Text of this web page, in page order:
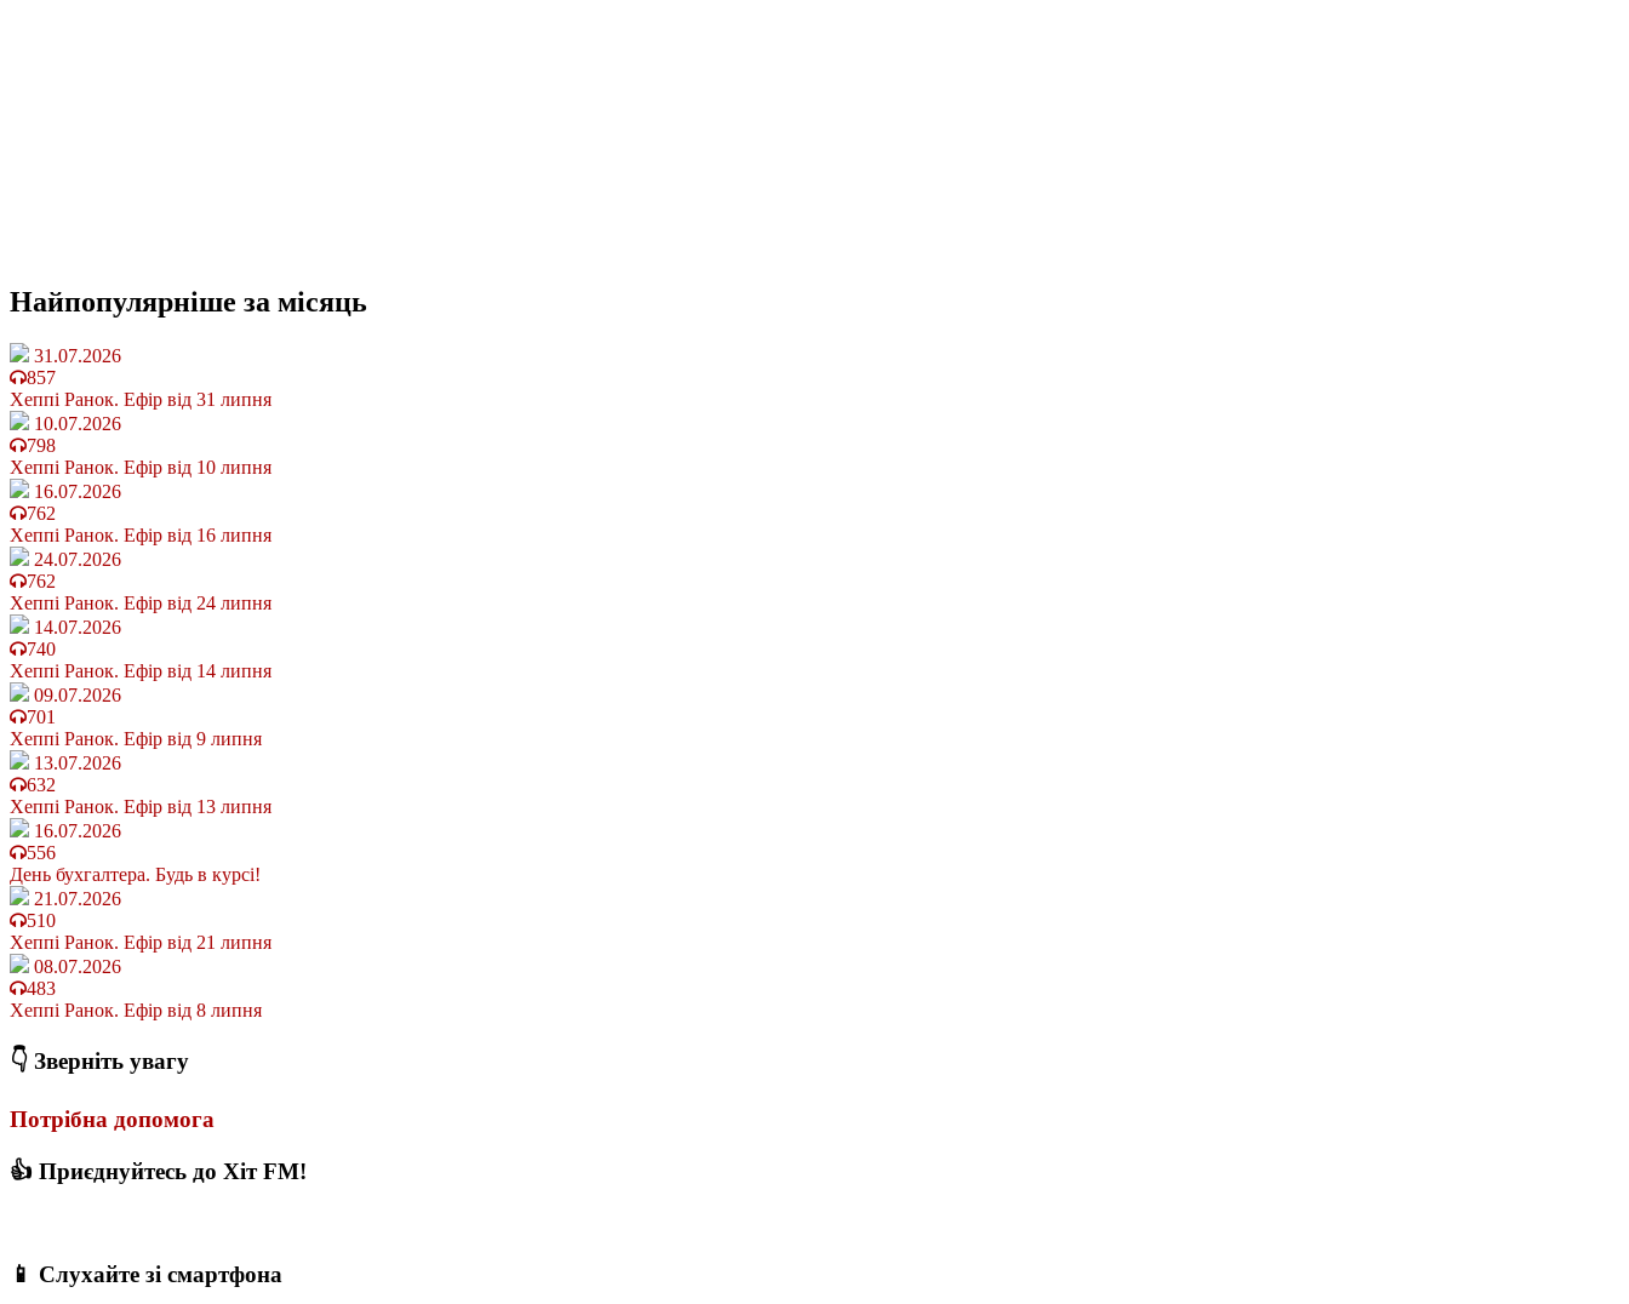
Найпопулярніше за місяць
31.07.2026
857
Хеппі Ранок. Ефір від 31 липня
10.07.2026
798
Хеппі Ранок. Ефір від 10 липня
16.07.2026
762
Хеппі Ранок. Ефір від 16 липня
24.07.2026
762
Хеппі Ранок. Ефір від 24 липня
14.07.2026
740
Хеппі Ранок. Ефір від 14 липня
09.07.2026
701
Хеппі Ранок. Ефір від 9 липня
13.07.2026
632
Хеппі Ранок. Ефір від 13 липня
16.07.2026
556
День бухгалтера. Будь в курсі!
21.07.2026
510
Хеппі Ранок. Ефір від 21 липня
08.07.2026
483
Хеппі Ранок. Ефір від 8 липня
👇 Зверніть увагу
Потрібна допомога
👍 Приєднуйтесь до Хіт FM!
📱 Слухайте зі смартфона